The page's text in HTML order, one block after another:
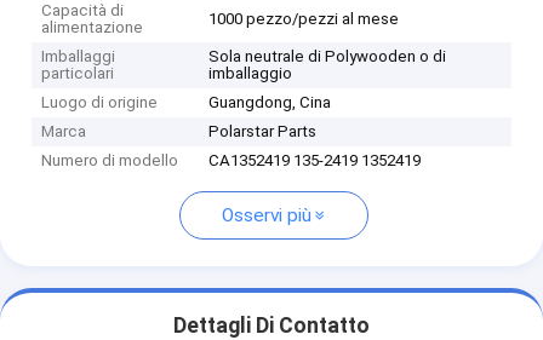
Capacità di
alimentazione
1000 pezzo/pezzi al mese
Imballaggi
particolari
Sola neutrale di Polywooden o di
imballaggio
Luogo di origine
Guangdong, Cina
Marca
Polarstar Parts
Numero di modello
CA1352419 135-2419 1352419
Osservi più
Dettagli Di Contatto